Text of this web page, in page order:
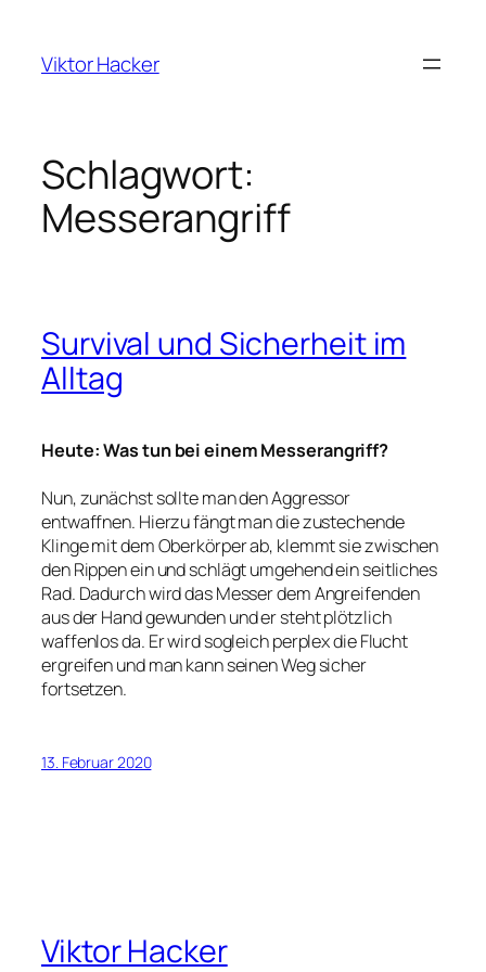
springen
Viktor Hacker
Schlagwort:
Messerangriff
Survival und Sicherheit im
Alltag
Heute: Was tun bei einem Messerangriff?
Nun, zunächst sollte man den Aggressor
entwaffnen. Hierzu fängt man die zustechende
Klinge mit dem Oberkörper ab, klemmt sie zwischen
den Rippen ein und schlägt umgehend ein seitliches
Rad. Dadurch wird das Messer dem Angreifenden
aus der Hand gewunden und er steht plötzlich
waffenlos da. Er wird sogleich perplex die Flucht
ergreifen und man kann seinen Weg sicher
fortsetzen.
13. Februar 2020
Viktor Hacker